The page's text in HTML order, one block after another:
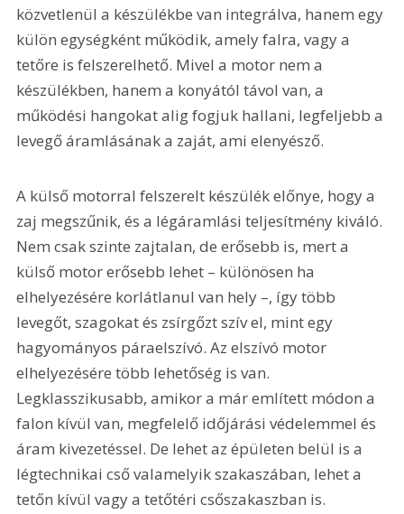
közvetlenül a készülékbe van integrálva, hanem egy
külön egységként működik, amely falra, vagy a
tetőre is felszerelhető. Mivel a motor nem a
készülékben, hanem a konyától távol van, a
működési hangokat alig fogjuk hallani, legfeljebb a
levegő áramlásának a zaját, ami elenyésző.
A külső motorral felszerelt készülék előnye, hogy a
zaj megszűnik, és a légáramlási teljesítmény kiváló.
Nem csak szinte zajtalan, de erősebb is, mert a
külső motor erősebb lehet – különösen ha
elhelyezésére korlátlanul van hely –, így több
levegőt, szagokat és zsírgőzt szív el, mint egy
hagyományos páraelszívó. Az elszívó motor
elhelyezésére több lehetőség is van.
Legklasszikusabb, amikor a már említett módon a
falon kívül van, megfelelő időjárási védelemmel és
áram kivezetéssel. De lehet az épületen belül is a
légtechnikai cső valamelyik szakaszában, lehet a
tetőn kívül vagy a tetőtéri csőszakaszban is.